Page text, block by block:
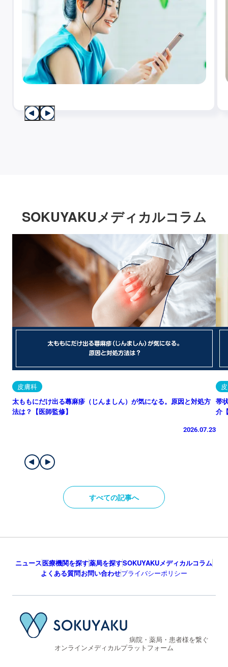
SOKUYAKUメディカルコラム
皮膚科
太ももにだけ出る蕁麻疹（じんましん）が気になる。原因と対処方
法は？【医師監修】
2026.07.23
帯
介
すべての記事へ
ニュース医療機関を探す薬局を探すSOKUYAKUメディカルコラム
よくある質問お問い合わせプライバシーポリシー
病院・薬局・患者様を繋ぐ
オンラインメディカルプラットフォーム